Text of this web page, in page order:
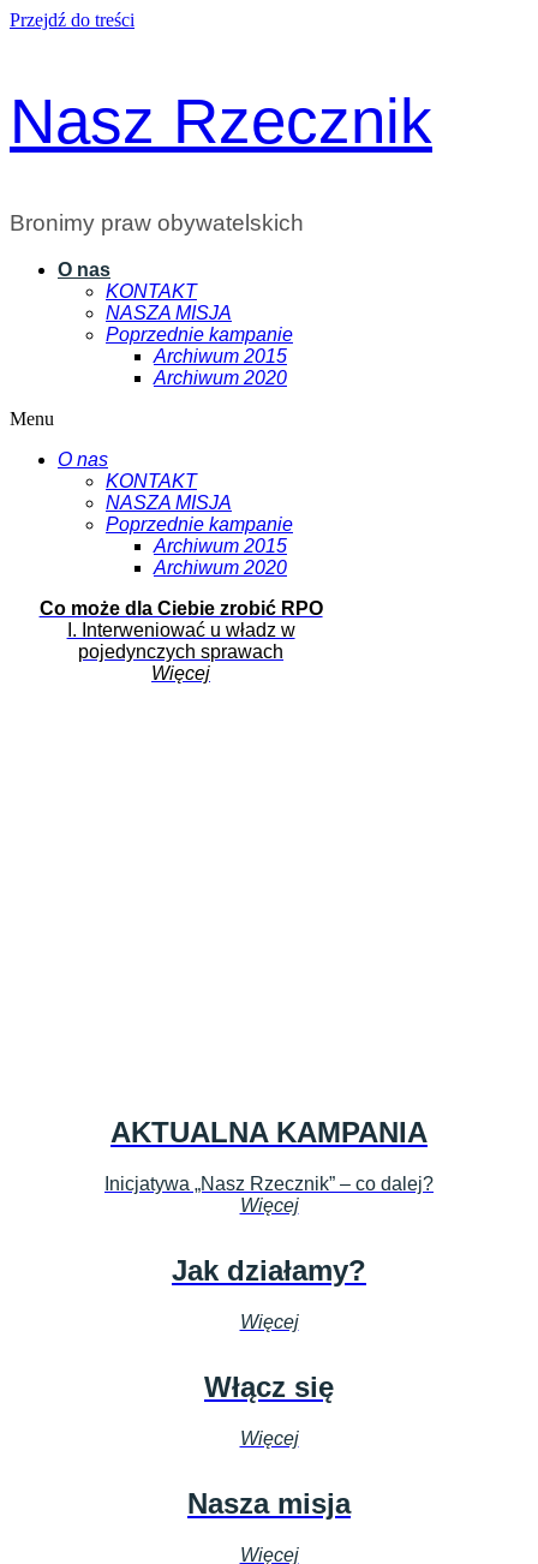
Przejdź do treści
Nasz Rzecznik
Bronimy praw obywatelskich
O nas
KONTAKT
NASZA MISJA
Poprzednie kampanie
Archiwum 2015
Archiwum 2020
Menu
O nas
KONTAKT
NASZA MISJA
Poprzednie kampanie
Archiwum 2015
Archiwum 2020
Co może dla Ciebie zrobić RPO
I. Interweniować u władz w
pojedynczych sprawach
Więcej
AKTUALNA KAMPANIA
Inicjatywa „Nasz Rzecznik” – co dalej?
Więcej
Jak działamy?
Więcej
Włącz się
Więcej
Nasza misja
Więcej